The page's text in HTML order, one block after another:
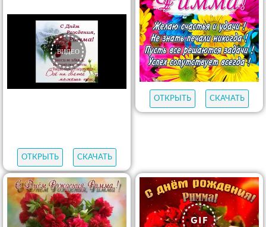
ОТКРЫТЬ СКАЧАТЬ
ОТКРЫТЬ СКАЧАТЬ